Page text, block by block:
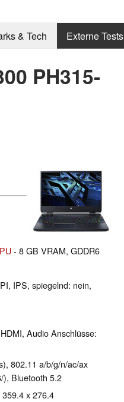
& Tech Externe Tests
PH315-
- 8 GB VRAM, GDDR6
IPS, spiegelnd: nein,
Audio Anschlüsse:
802.11 a/b/g/n/ac/ax
), Bluetooth 5.2
x 276.4